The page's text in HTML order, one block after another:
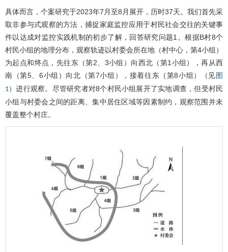
具体而言，个案研究于2023年7月至8月展开，历时37天。我们首先采
取非参与式观察的方法，捕捉家庭监控应用于村民社会交往的关键事
件以达成对监控实践机制的初步了解，回答研究问题1。根据B村8个
村民小组的地理分布，观察轨迹以村委会所在地（村中心，第4小组）
为起点和终点，先往东（第2、3小组）向西北（第1小组），再从西
南（第5、6小组）向北（第7小组），接着往东（第8小组）（见 图
1）进行观察。尽管研究者对8个村民小组展开了实地调查，但受村民
小组与村委会之间的距离、集中居住区域等因素制约，观察范围并未
覆盖整个村庄。